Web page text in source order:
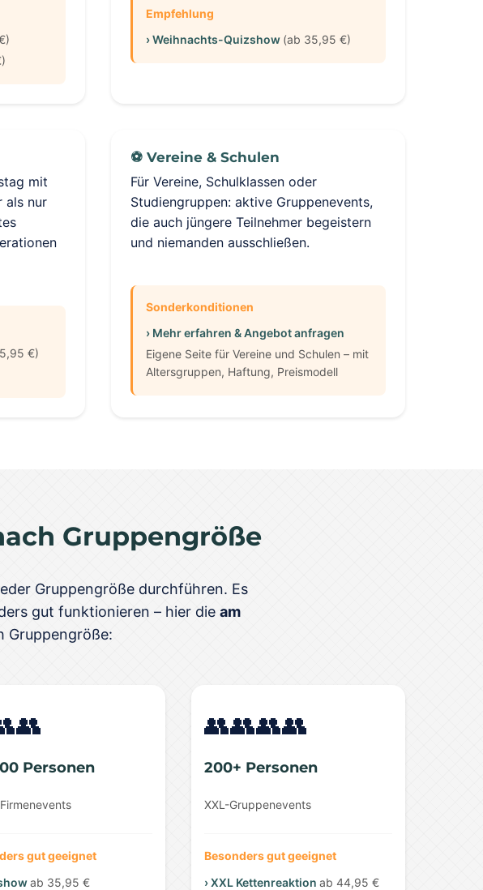
Empfehlung
› Weihnachts-Quizshow (ab 35,95 €)
mit
als nur
€)
⚽ Vereine & Schulen
Für Vereine, Schulklassen oder
Studiengruppen: aktive Gruppenevents,
die auch jüngere Teilnehmer begeistern
und niemanden ausschließen.
Sonderkonditionen
› Mehr erfahren & Angebot anfragen
Eigene Seite für Vereine und Schulen – mit
Altersgruppen, Haftung, Preismodell
Gruppengröße
Gruppengröße durchführen. Es
gut funktionieren – hier die am
Gruppengröße:
Personen
gut geeignet
ab 35,95 €
👥👥👥👥
200+ Personen
XXL-Gruppenevents
Besonders gut geeignet
› XXL Kettenreaktion ab 44,95 €